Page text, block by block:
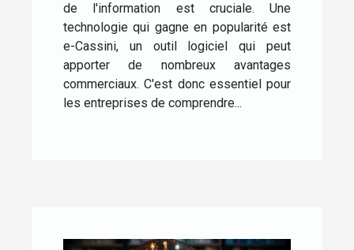
de l'information est cruciale. Une
technologie qui gagne en popularité est
e-Cassini, un outil logiciel qui peut
apporter de nombreux avantages
commerciaux. C'est donc essentiel pour
les entreprises de comprendre...